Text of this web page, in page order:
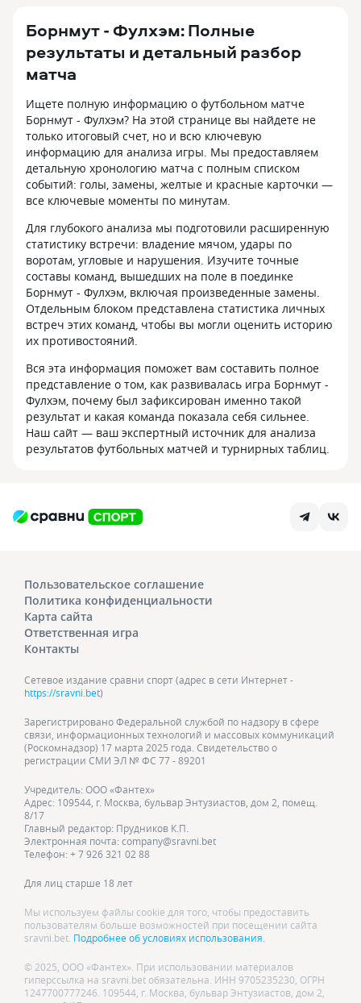
Борнмут - Фулхэм: Полные
результаты и детальный разбор
матча
Ищете полную информацию о футбольном матче
Борнмут - Фулхэм? На этой странице вы найдете не
только итоговый счет, но и всю ключевую
информацию для анализа игры. Мы предоставляем
детальную хронологию матча с полным списком
событий: голы, замены, желтые и красные карточки —
все ключевые моменты по минутам.
Для глубокого анализа мы подготовили расширенную
статистику встречи: владение мячом, удары по
воротам, угловые и нарушения. Изучите точные
составы команд, вышедших на поле в поединке
Борнмут - Фулхэм, включая произведенные замены.
Отдельным блоком представлена статистика личных
встреч этих команд, чтобы вы могли оценить историю
их противостояний.
Вся эта информация поможет вам составить полное
представление о том, как развивалась игра Борнмут -
Фулхэм, почему был зафиксирован именно такой
результат и какая команда показала себя сильнее.
Наш сайт — ваш экспертный источник для анализа
результатов футбольных матчей и турнирных таблиц.
Пользовательское соглашение
Политика конфиденциальности
Карта сайта
Ответственная игра
Контакты
Сетевое издание сравни спорт (адрес в сети Интернет -
https://sravni.bet)
Зарегистрировано Федеральной службой по надзору в сфере
связи, информационных технологий и массовых коммуникаций
(Роскомнадзор) 17 марта 2025 года. Свидетельство о
регистрации СМИ ЭЛ № ФС 77 - 89201
Учредитель: ООО «Фантех»
Адрес: 109544, г. Москва, бульвар Энтузиастов, дом 2, помещ.
8/17
Главный редактор: Прудников К.П.
Электронная почта: company@sravni.bet
Телефон: + 7 926 321 02 88
Для лиц старше 18 лет
Мы используем файлы cookie для того, чтобы предоставить
пользователям больше возможностей при посещении сайта
sravni.bet. Подробнее об условиях использования.
© 2025, ООО «Фантех». При использовании материалов
гиперссылка на sravni.bet обязательна. ИНН 9705235230, ОГРН
1247700777246. 109544, г. Москва, бульвар Энтузиастов, дом 2,